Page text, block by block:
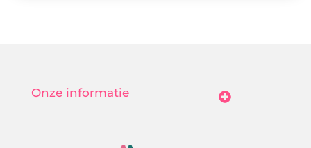
Onze informatie